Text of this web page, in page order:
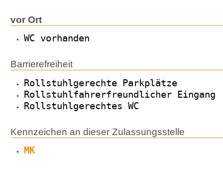
vor Ort
WC vorhanden
Barrierefreiheit
Rollstuhlgerechte Parkplätze
Rollstuhlfahrerfreundlicher Eingang
Rollstuhlgerechtes WC
Kennzeichen an dieser Zulassungsstelle
MK